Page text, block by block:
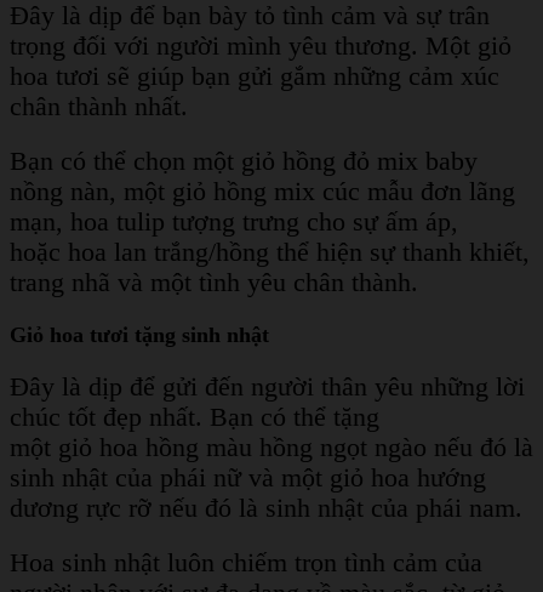
Đây là dịp để bạn bày tỏ tình cảm và sự trân
trọng đối với người mình yêu thương. Một giỏ
hoa tươi sẽ giúp bạn gửi gắm những cảm xúc
chân thành nhất.
Bạn có thể chọn một giỏ hồng đỏ mix baby
nồng nàn, một giỏ hồng mix cúc mẫu đơn lãng
mạn, hoa tulip tượng trưng cho sự ấm áp,
hoặc hoa lan trắng/hồng thể hiện sự thanh khiết,
trang nhã và một tình yêu chân thành.
Giỏ hoa tươi tặng sinh nhật
Đây là dịp để gửi đến người thân yêu những lời
chúc tốt đẹp nhất. Bạn có thể tặng
một giỏ hoa hồng màu hồng ngọt ngào nếu đó là
sinh nhật của phái nữ và một giỏ hoa hướng
dương rực rỡ nếu đó là sinh nhật của phái nam.
Hoa sinh nhật luôn chiếm trọn tình cảm của